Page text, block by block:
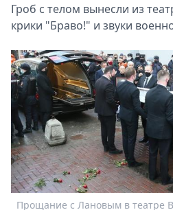
Гроб с телом вынесли из
крики "Браво!" и звуки
Прощание с Лановым в театре